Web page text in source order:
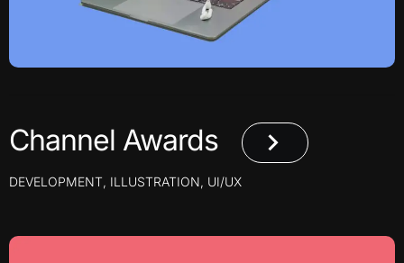
Channel Awards​
DEVELOPMENT, ILLUSTRATION, UI/UX